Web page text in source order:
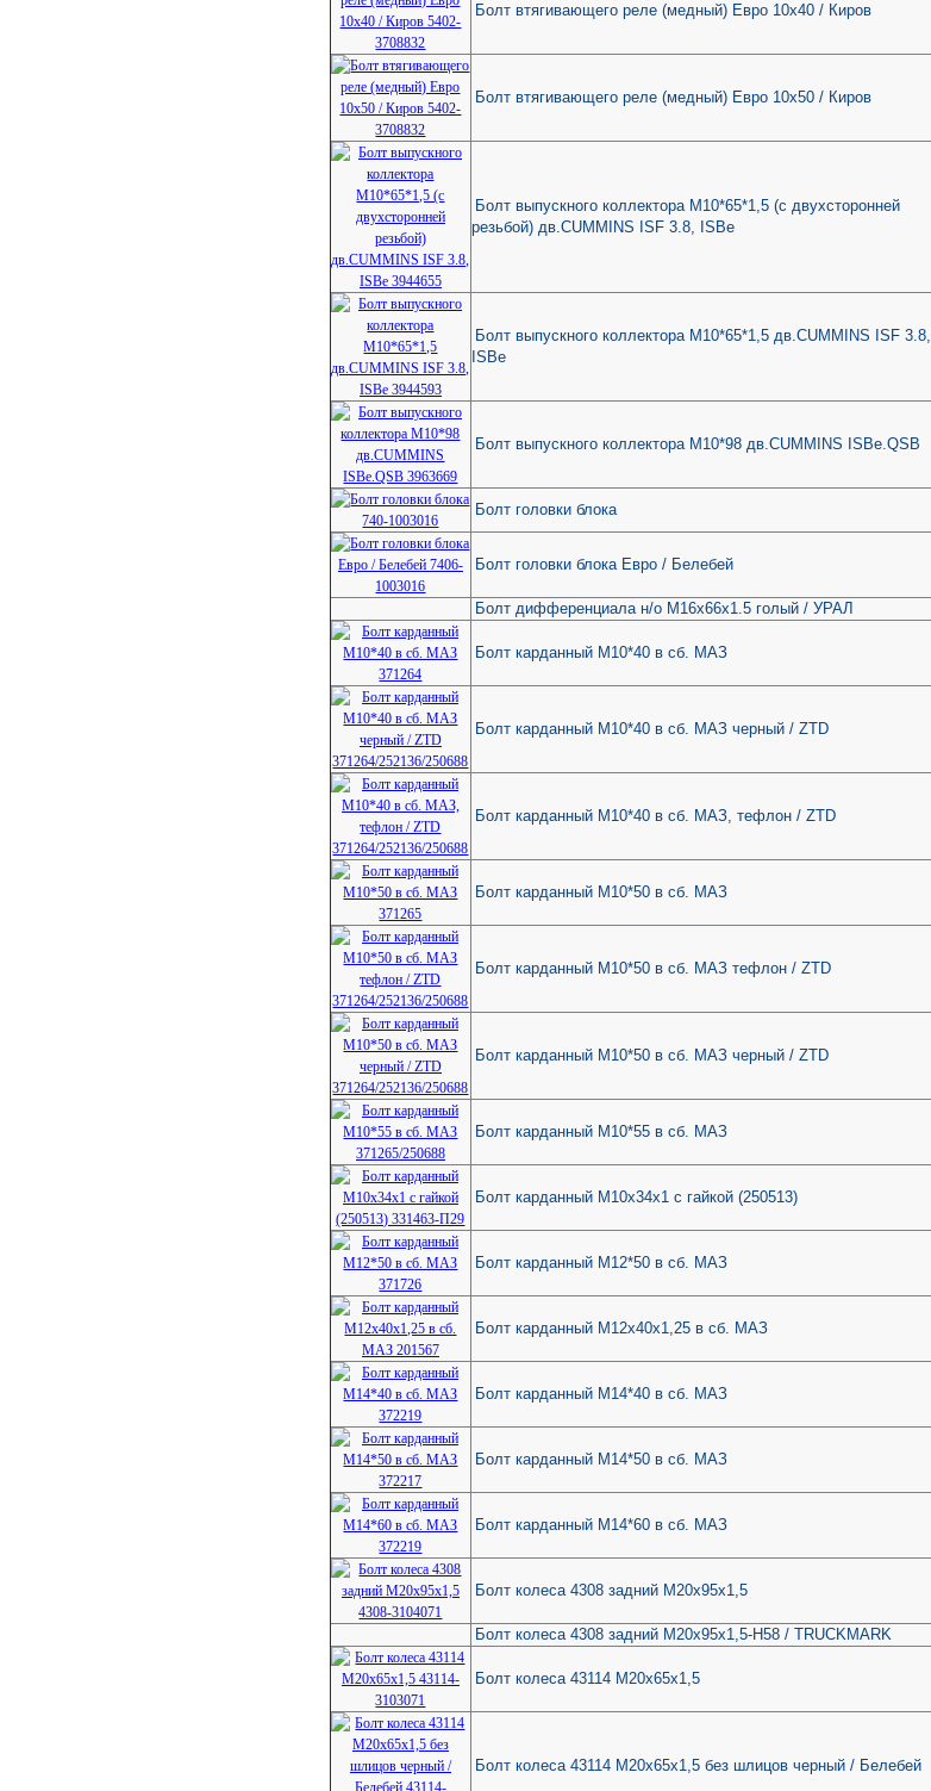
Болт втягивающего реле (медный) Евро 10х40 / Киров
Болт втягивающего реле (медный) Евро 10х50 / Киров
Болт выпускного коллектора М10*65*1,5 (с двухсторонней
резьбой) дв.CUMMINS ISF 3.8, ISBe
Болт выпускного коллектора М10*65*1,5 дв.CUMMINS ISF 3.8,
ISBe
Болт выпускного коллектора М10*98 дв.CUMMINS ISBe.QSB
Болт головки блока
Болт головки блока Евро / Белебей
Болт дифференциала н/о М16х66х1.5 голый / УРАЛ
Болт карданный М10*40 в сб. МАЗ
Болт карданный М10*40 в сб. МАЗ черный / ZTD
Болт карданный М10*40 в сб. МАЗ, тефлон / ZTD
Болт карданный М10*50 в сб. МАЗ
Болт карданный М10*50 в сб. МАЗ тефлон / ZTD
Болт карданный М10*50 в сб. МАЗ черный / ZTD
Болт карданный М10*55 в сб. МАЗ
Болт карданный М10х34х1 с гайкой (250513)
Болт карданный М12*50 в сб. МАЗ
Болт карданный М12х40х1,25 в сб. МАЗ
Болт карданный М14*40 в сб. МАЗ
Болт карданный М14*50 в сб. МАЗ
Болт карданный М14*60 в сб. МАЗ
Болт колеса 4308 задний М20х95х1,5
Болт колеса 4308 задний М20х95х1,5-H58 / TRUCKMARK
Болт колеса 43114 М20х65х1,5
Болт колеса 43114 М20х65х1,5 без шлицов черный / Белебей